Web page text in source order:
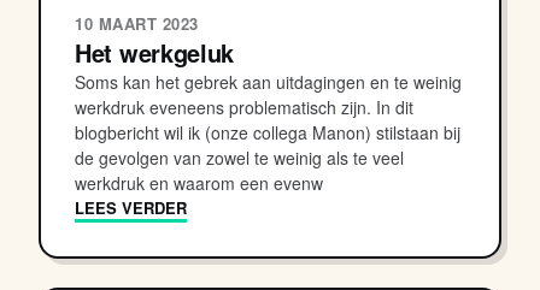
10 MAART 2023
Het werkgeluk
Soms kan het gebrek aan uitdagingen en te weinig
werkdruk eveneens problematisch zijn. In dit
blogbericht wil ik (onze collega Manon) stilstaan bij
de gevolgen van zowel te weinig als te veel
werkdruk en waarom een evenw
LEES VERDER